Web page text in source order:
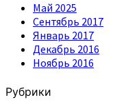
Май 2025
Сентябрь 2017
Январь 2017
Декабрь 2016
Ноябрь 2016
Рубрики